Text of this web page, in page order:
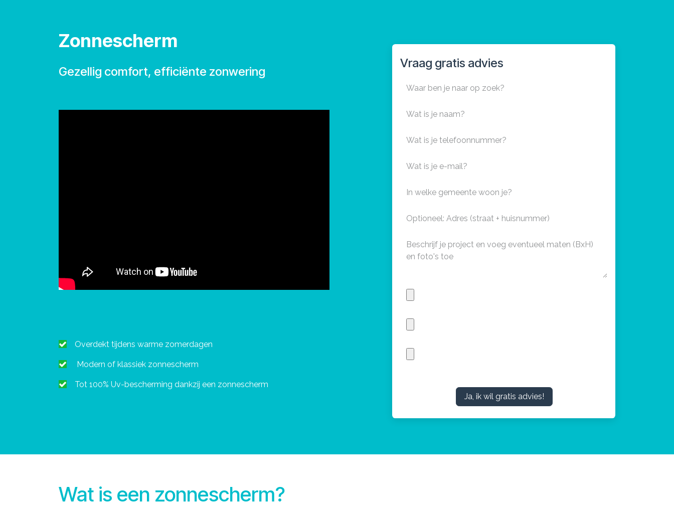
Zonnescherm
Gezellig comfort, efficiënte zonwering
Overdekt tijdens warme zomerdagen
Modern of klassiek zonnescherm
Tot 100% Uv-bescherming dankzij een zonnescherm
Vraag gratis advies
Ja, ik wil gratis advies!
Wat is een zonnescherm?